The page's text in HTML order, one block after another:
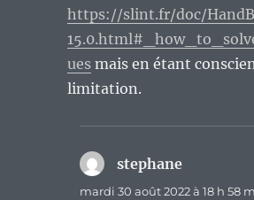
https://slint.fr/doc/
ues mais en étant
limitation.
stephane
mardi 30 août 2022 à 18 h 58